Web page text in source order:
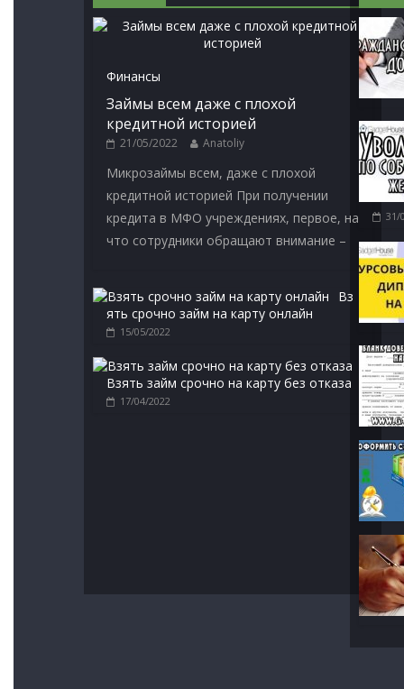
Финансы
Займы всем даже с плохой
кредитной историей
21/05/2022 Anatoliy
Микрозаймы всем, даже с плохой
кредитной историей При получении
кредита в МФО учреждениях, первое, на
что сотрудники обращают внимание –
Вз
ять срочно займ на карту онлайн
15/05/2022
Взять займ срочно на карту без отказа
17/04/2022
31/